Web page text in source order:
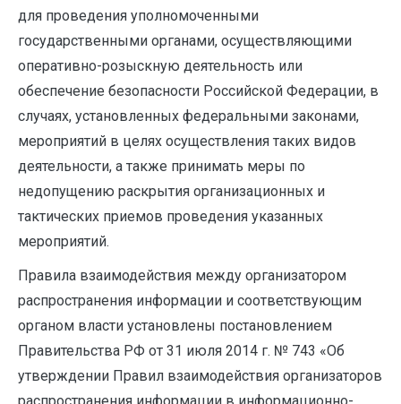
для проведения уполномоченными
государственными органами, осуществляющими
оперативно-розыскную деятельность или
обеспечение безопасности Российской Федерации, в
случаях, установленных федеральными законами,
мероприятий в целях осуществления таких видов
деятельности, а также принимать меры по
недопущению раскрытия организационных и
тактических приемов проведения указанных
мероприятий.
Правила взаимодействия между организатором
распространения информации и соответствующим
органом власти установлены постановлением
Правительства РФ от 31 июля 2014 г. № 743 «Об
утверждении Правил взаимодействия организаторов